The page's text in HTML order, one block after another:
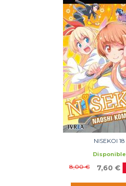
NISEKOI 18
Disponible
8,00 € 7,60 €